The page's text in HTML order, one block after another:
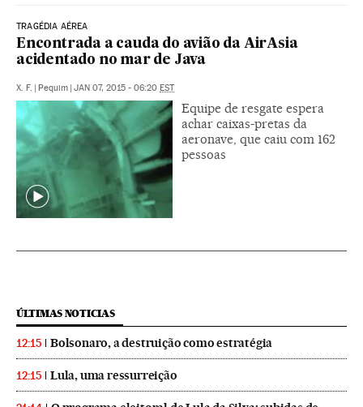
TRAGÉDIA AÉREA
Encontrada a cauda do avião da AirAsia
acidentado no mar de Java
X. F. | Pequim | JAN 07, 2015 - 06:20 EST
Equipe de resgate espera
achar caixas-pretas da
aeronave, que caiu com 162
pessoas
ÚLTIMAS NOTICIAS
12:15 Bolsonaro, a destruição como estratégia
12:15 Lula, uma ressurreição